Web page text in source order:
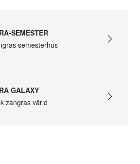
SEMESTER
semesterhus
GALAXY
zangras värld